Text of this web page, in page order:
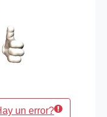
un error?